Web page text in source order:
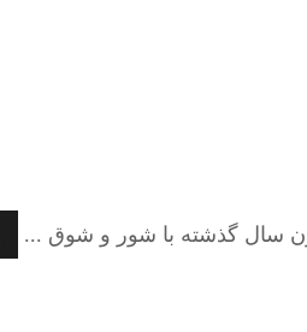
سال گذشته با شور و شوق ...